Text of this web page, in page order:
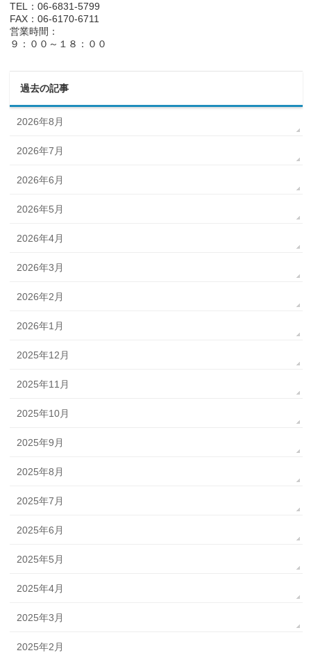
TEL：06-6831-5799
FAX：06-6170-6711
営業時間：
９：００～１８：００
過去の記事
2026年8月
2026年7月
2026年6月
2026年5月
2026年4月
2026年3月
2026年2月
2026年1月
2025年12月
2025年11月
2025年10月
2025年9月
2025年8月
2025年7月
2025年6月
2025年5月
2025年4月
2025年3月
2025年2月